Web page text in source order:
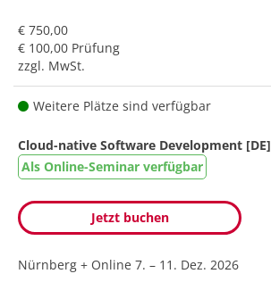
€ 750,00
€ 100,00 Prüfung
zzgl. MwSt.
Weitere Plätze sind verfügbar
Cloud-native Software Development [DE]
Als Online-Seminar verfügbar
Jetzt buchen
Nürnberg + Online 7. – 11. Dez. 2026